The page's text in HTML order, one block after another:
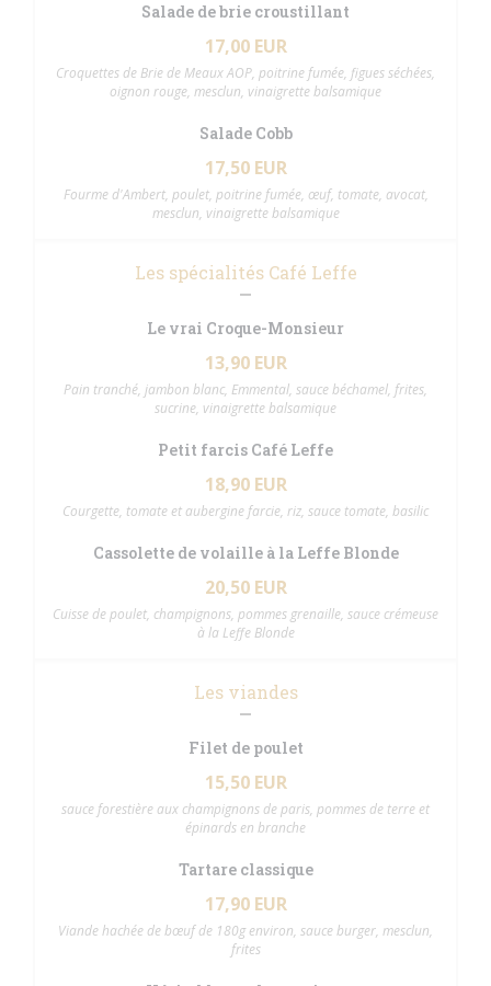
Salade de brie croustillant
17,00 EUR
Croquettes de Brie de Meaux AOP, poitrine fumée, figues séchées,
oignon rouge, mesclun, vinaigrette balsamique
Salade Cobb
17,50 EUR
Fourme d'Ambert, poulet, poitrine fumée, œuf, tomate, avocat,
mesclun, vinaigrette balsamique
Les spécialités Café Leffe
Le vrai Croque-Monsieur
13,90 EUR
Pain tranché, jambon blanc, Emmental, sauce béchamel, frites,
sucrine, vinaigrette balsamique
Petit farcis Café Leffe
18,90 EUR
Courgette, tomate et aubergine farcie, riz, sauce tomate, basilic
Cassolette de volaille à la Leffe Blonde
20,50 EUR
Cuisse de poulet, champignons, pommes grenaille, sauce crémeuse
à la Leffe Blonde
Les viandes
Filet de poulet
15,50 EUR
sauce forestière aux champignons de paris, pommes de terre et
épinards en branche
Tartare classique
17,90 EUR
Viande hachée de bœuf de 180g environ, sauce burger, mesclun,
frites